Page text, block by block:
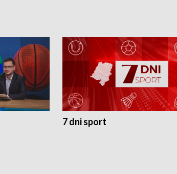
7 dni sport